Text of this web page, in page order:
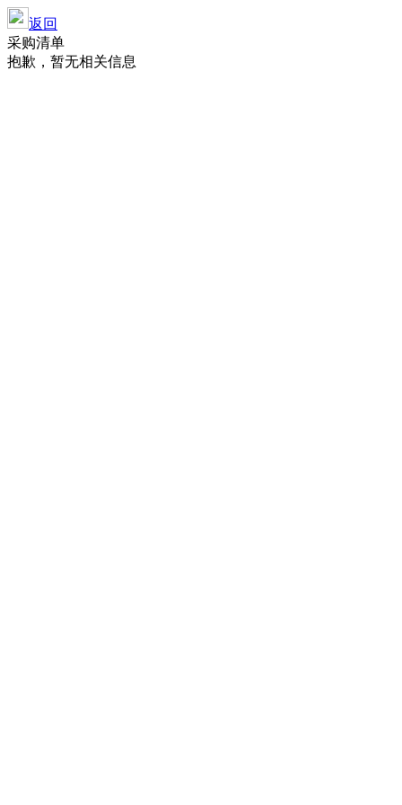
返回
采购清单
抱歉，暂无相关信息